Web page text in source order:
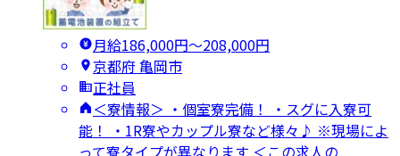
月給186,000円〜208,000円
京都府 亀岡市
正社員
＜寮情報＞ ・個室寮完備！ ・スグに入寮可
能！ ・1R寮やカップル寮など様々♪ ※現場によ
って寮タイプが異なります ＜この求人の